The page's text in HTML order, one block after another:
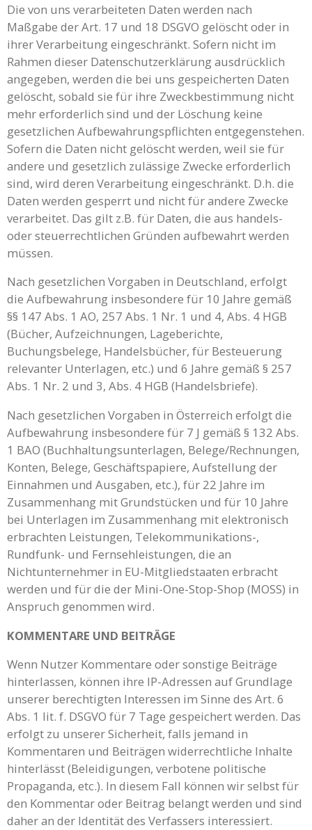
Die von uns verarbeiteten Daten werden nach
Maßgabe der Art. 17 und 18 DSGVO gelöscht oder in
ihrer Verarbeitung eingeschränkt. Sofern nicht im
Rahmen dieser Datenschutzerklärung ausdrücklich
angegeben, werden die bei uns gespeicherten Daten
gelöscht, sobald sie für ihre Zweckbestimmung nicht
mehr erforderlich sind und der Löschung keine
gesetzlichen Aufbewahrungspflichten entgegenstehen.
Sofern die Daten nicht gelöscht werden, weil sie für
andere und gesetzlich zulässige Zwecke erforderlich
sind, wird deren Verarbeitung eingeschränkt. D.h. die
Daten werden gesperrt und nicht für andere Zwecke
verarbeitet. Das gilt z.B. für Daten, die aus handels-
oder steuerrechtlichen Gründen aufbewahrt werden
müssen.
Nach gesetzlichen Vorgaben in Deutschland, erfolgt
die Aufbewahrung insbesondere für 10 Jahre gemäß
§§ 147 Abs. 1 AO, 257 Abs. 1 Nr. 1 und 4, Abs. 4 HGB
(Bücher, Aufzeichnungen, Lageberichte,
Buchungsbelege, Handelsbücher, für Besteuerung
relevanter Unterlagen, etc.) und 6 Jahre gemäß § 257
Abs. 1 Nr. 2 und 3, Abs. 4 HGB (Handelsbriefe).
Nach gesetzlichen Vorgaben in Österreich erfolgt die
Aufbewahrung insbesondere für 7 J gemäß § 132 Abs.
1 BAO (Buchhaltungsunterlagen, Belege/Rechnungen,
Konten, Belege, Geschäftspapiere, Aufstellung der
Einnahmen und Ausgaben, etc.), für 22 Jahre im
Zusammenhang mit Grundstücken und für 10 Jahre
bei Unterlagen im Zusammenhang mit elektronisch
erbrachten Leistungen, Telekommunikations-,
Rundfunk- und Fernsehleistungen, die an
Nichtunternehmer in EU-Mitgliedstaaten erbracht
werden und für die der Mini-One-Stop-Shop (MOSS) in
Anspruch genommen wird.
KOMMENTARE UND BEITRÄGE
Wenn Nutzer Kommentare oder sonstige Beiträge
hinterlassen, können ihre IP-Adressen auf Grundlage
unserer berechtigten Interessen im Sinne des Art. 6
Abs. 1 lit. f. DSGVO für 7 Tage gespeichert werden. Das
erfolgt zu unserer Sicherheit, falls jemand in
Kommentaren und Beiträgen widerrechtliche Inhalte
hinterlässt (Beleidigungen, verbotene politische
Propaganda, etc.). In diesem Fall können wir selbst für
den Kommentar oder Beitrag belangt werden und sind
daher an der Identität des Verfassers interessiert.